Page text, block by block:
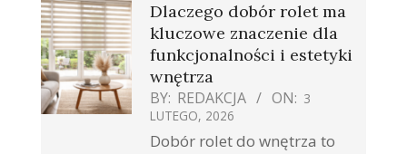
Dlaczego dobór rolet ma
kluczowe znaczenie dla
funkcjonalności i estetyki
wnętrza
BY: REDAKCJA ON: 3
LUTEGO, 2026
Dobór rolet do wnętrza to